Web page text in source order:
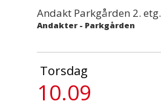
Andakt Parkgården 2. etg.
Andakter - Parkgården
Torsdag
10.09